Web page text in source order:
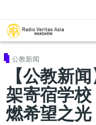
公教新闻
【公教新
架寄宿学
燃希望之光